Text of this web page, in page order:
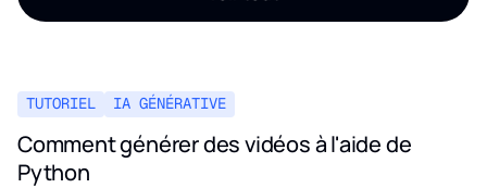
TUTORIEL IA GÉNÉRATIVE
Comment générer des vidéos à l'aide de
Python